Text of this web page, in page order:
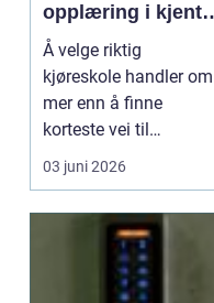
opplæring i kjente
omgivelser
Å velge riktig
kjøreskole handler om
mer enn å finne
korteste vei til
førerkortet. For mange
unge på...
03 juni 2026